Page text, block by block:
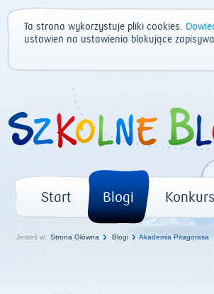
Ta strona wykorzystuje pliki cookies.
ustawień na ustawienia blokujące
Start Blogi
Jesteś w: Strona Główna Blogi Akademia Pitagorasa